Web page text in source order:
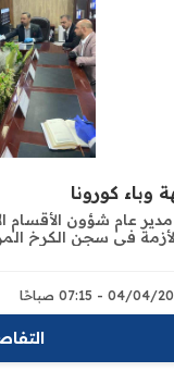
وباء كورونا
عام شؤون الأقسام
في سجن الكرخ
2020 - 07:15 صباحًا